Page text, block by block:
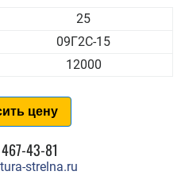
25
09Г2С-15
12000
цену
43-81
strelna.ru